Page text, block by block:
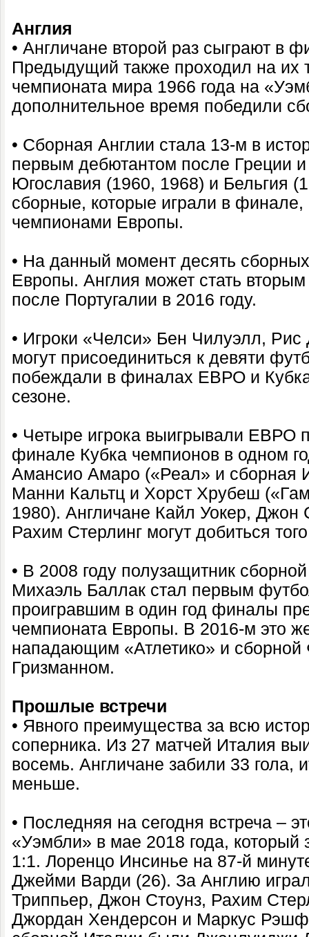
Англия
• Англичане второй раз сыграют в
Предыдущий также проходил на их
чемпионата мира 1966 года на
дополнительное время победили
• Сборная Англии стала 13-м в
первым дебютантом после Греции и
Югославия (1960, 1968) и Бельгия
сборные, которые играли в финале,
чемпионами Европы.
• На данный момент десять
Европы. Англия может стать
после Португалии в 2016 году.
• Игроки «Челси» Бен Чилуэлл,
могут присоединиться к девяти
побеждали в финалах ЕВРО и
сезоне.
• Четыре игрока выигрывали ЕВРО
финале Кубка чемпионов в одном
Амансио Амаро («Реал» и сборная
Манни Кальтц и Хорст Хрубеш
1980). Англичане Кайл Уокер,
Рахим Стерлинг могут добиться
• В 2008 году полузащитник
Михаэль Баллак стал первым
проигравшим в один год финалы
чемпионата Европы. В 2016-м это
нападающим «Атлетико» и
Гризманном.
Прошлые встречи
• Явного преимущества за всю
соперника. Из 27 матчей Италия
восемь. Англичане забили 33 гола,
меньше.
• Последняя на сегодня встреча –
«Уэмбли» в мае 2018 года, который
1:1. Лоренцо Инсинье на 87-й
Джейми Варди (26). За Англию
Триппьер, Джон Стоунз, Рахим
Джордан Хендерсон и Маркус